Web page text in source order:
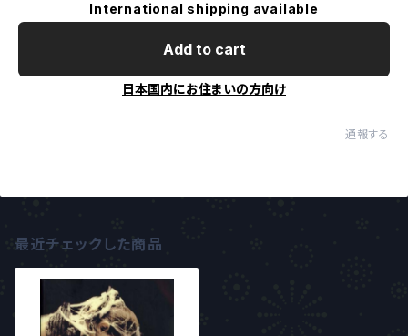
International shipping available
Add to cart
日本国内にお住まいの方向け
通報する
最近チェックした商品